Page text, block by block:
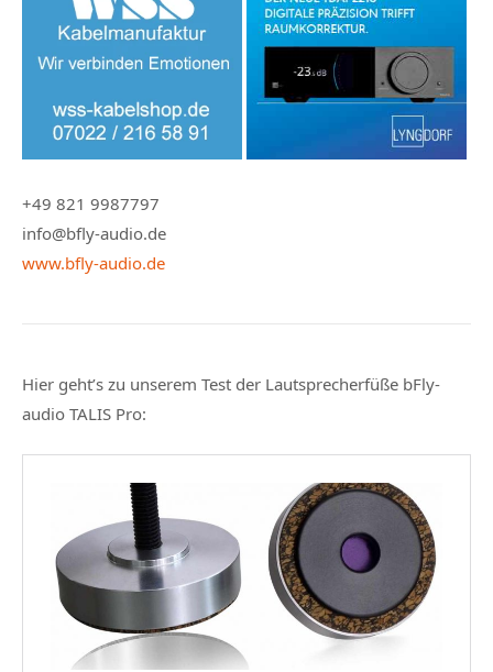
+49 821 9987797
info@bfly-audio.de
www.bfly-audio.de
Hier geht’s zu unserem Test der Lautsprecherfüße bFly-
audio TALIS Pro: